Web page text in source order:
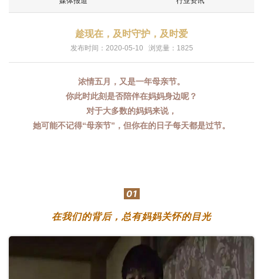
趁现在，及时守护，及时爱
发布时间：2020-05-10 浏览量：1825
浓情五月，又是一年母亲节。
你此时此刻是否陪伴在妈妈身边呢？
对于大多数的妈妈来说，
她可能不记得“母亲节”，但你在的日子每天都是过节。
01
在我们的背后，总有妈妈关怀的目光